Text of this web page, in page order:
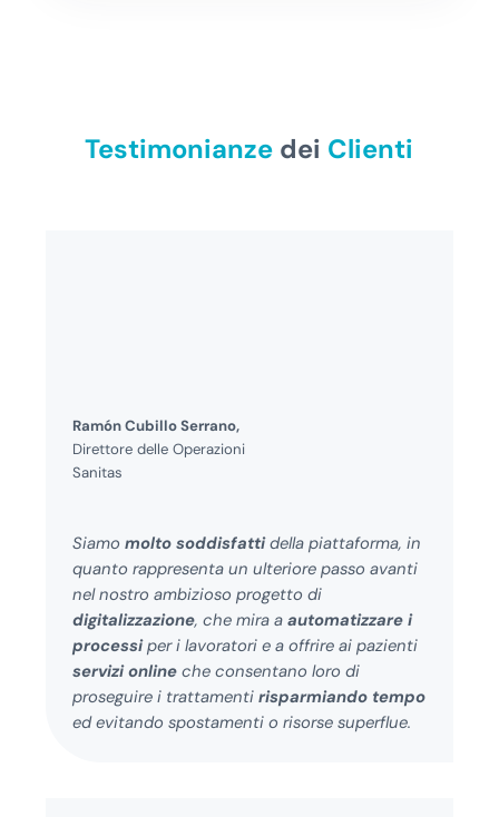
Testimonianze dei Clienti
Ramón Cubillo Serrano,
Direttore delle Operazioni
Sanitas
Siamo molto soddisfattidella piattaforma, in
quanto rappresenta un ulteriore passo avanti
nel nostro ambizioso progetto di
digitalizzazione, che mira a automatizzare i
processiper i lavoratori e a offrire ai pazienti
servizi online che consentano loro di
proseguire i trattamenti risparmiando tempo
ed evitando spostamenti o risorse superflue.